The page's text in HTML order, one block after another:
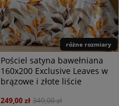
różne rozmiary
Pościel satyna bawełniana
160x200 Exclusive Leaves w
brązowe i złote liście
249,00 zł 349,00 zł